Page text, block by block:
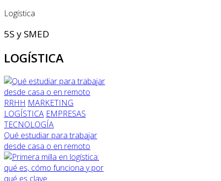
Logística
5S y SMED
LOGÍSTICA
RRHH MARKETING
LOGÍSTICA EMPRESAS
TECNOLOGÍA
Qué estudiar para trabajar
desde casa o en remoto